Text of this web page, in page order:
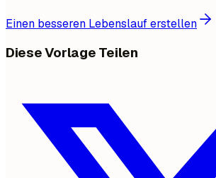
Einen besseren Lebenslauf erstellen
Diese Vorlage Teilen